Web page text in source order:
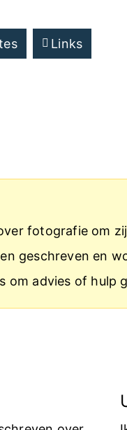
Links
fotografie om
geschreven en
om advies of hulp